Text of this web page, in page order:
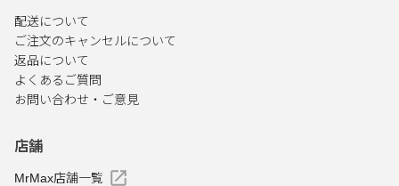
配送について
ご注文のキャンセルについて
返品について
よくあるご質問
お問い合わせ・ご意見
店舗
MrMax店舗一覧